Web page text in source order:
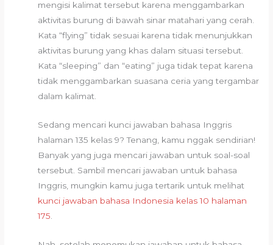
mengisi kalimat tersebut karena menggambarkan
aktivitas burung di bawah sinar matahari yang cerah.
Kata “flying” tidak sesuai karena tidak menunjukkan
aktivitas burung yang khas dalam situasi tersebut.
Kata “sleeping” dan “eating” juga tidak tepat karena
tidak menggambarkan suasana ceria yang tergambar
dalam kalimat.
Sedang mencari kunci jawaban bahasa Inggris
halaman 135 kelas 9? Tenang, kamu nggak sendirian!
Banyak yang juga mencari jawaban untuk soal-soal
tersebut. Sambil mencari jawaban untuk bahasa
Inggris, mungkin kamu juga tertarik untuk melihat
kunci jawaban bahasa Indonesia kelas 10 halaman
175